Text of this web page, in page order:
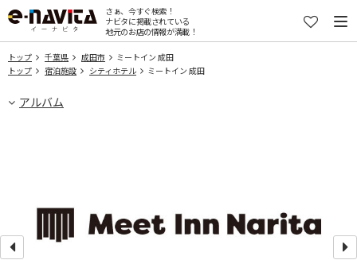
さぁ、今すぐ検索！
ナビタに掲載されている
地元のお店の情報が満載！
トップ 千葉県 成田市
ミートイン 成田
トップ
宿泊施設 シティホテル ミートイン 成田
アルバム